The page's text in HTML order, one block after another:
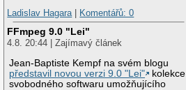
Ladislav Hagara| Komentářů: 0
FFmpeg 9.0 "Lei"
4.8. 20:44 | Zajímavý článek
Jean-Baptiste Kempf na svém blogu
představil novou verzi 9.0 "Lei"
kolekce
svobodného softwaru umožňujícího